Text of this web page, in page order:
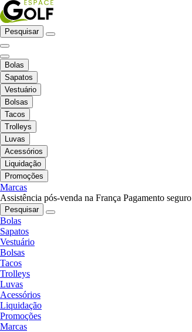
Pesquisar
Bolas
Sapatos
Vestuário
Bolsas
Tacos
Trolleys
Luvas
Acessórios
Liquidação
Promoções
Marcas
Assistência pós-venda na França Pagamento seguro
Pesquisar
Bolas
Sapatos
Vestuário
Bolsas
Tacos
Trolleys
Luvas
Acessórios
Liquidação
Promoções
Marcas